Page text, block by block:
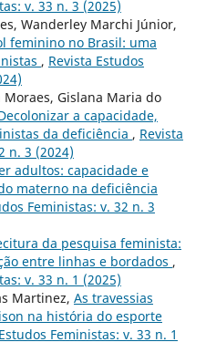
v. 33 n. 3 (2025)
Wanderley Marchi Júnior,
feminino no Brasil: uma
, Revista Estudos
Gislana Maria do
a capacidade,
da deficiência , Revista
n. 3 (2024)
adultos: capacidade e
materno na deficiência
Feministas: v. 32 n. 3
da pesquisa feminista:
entre linhas e bordados ,
v. 33 n. 1 (2025)
Martinez, As travessias
na história do esporte
Feministas: v. 33 n. 1